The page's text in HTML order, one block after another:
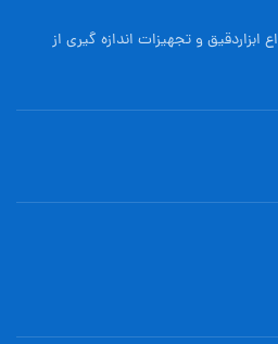
ابزاردقيق و تجهيزات اندازه گیری از